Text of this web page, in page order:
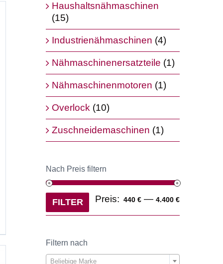
Haushaltsnähmaschinen
(15)
Industrienähmaschinen (4)
Nähmaschinenersatzteile (1)
Nähmaschinenmotoren (1)
Overlock (10)
Zuschneidemaschinen (1)
Nach Preis filtern
Min.
Max.
FILTER Preis: 440 € — 4.400 €
Filtern nach
Beliebige Marke